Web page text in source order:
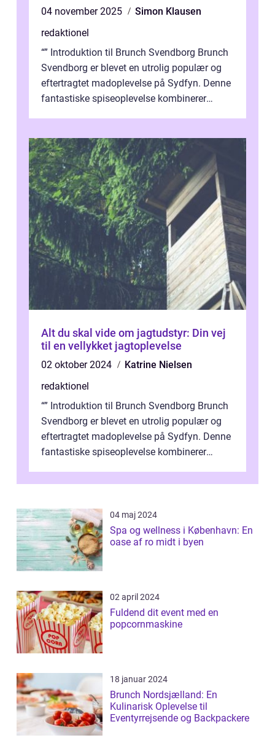
04 november 2025
Simon Klausen
redaktionel
“” Introduktion til Brunch Svendborg Brunch
Svendborg er blevet en utrolig populær og
eftertragtet madoplevelse på Sydfyn. Denne
fantastiske spiseoplevelse kombinerer
Alt du skal vide om jagtudstyr: Din vej
til en vellykket jagtoplevelse
02 oktober 2024
Katrine Nielsen
redaktionel
“” Introduktion til Brunch Svendborg Brunch
Svendborg er blevet en utrolig populær og
eftertragtet madoplevelse på Sydfyn. Denne
fantastiske spiseoplevelse kombinerer
04 maj 2024
Spa og wellness i København: En
oase af ro midt i byen
02 april 2024
Fuldend dit event med en
popcornmaskine
18 januar 2024
Brunch Nordsjælland: En
Kulinarisk Oplevelse til
Eventyrrejsende og Backpackere